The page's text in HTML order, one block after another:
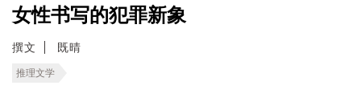
女性书写的犯罪新象
撰文 既晴
推理文学